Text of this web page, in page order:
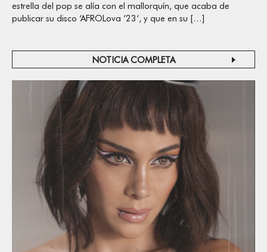
estrella del pop se alía con el mallorquín, que acaba de
publicar su disco ‘AFROLova ’23‘, y que en su […]
NOTICIA COMPLETA